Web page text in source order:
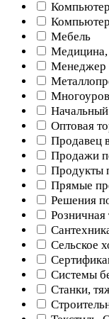
Мебель
Медицина,
Менеджер
Оптовая
Продавец
Продажи
Продукты
Прямые
Решения
Розничная
Сельское
Системы
Станки,